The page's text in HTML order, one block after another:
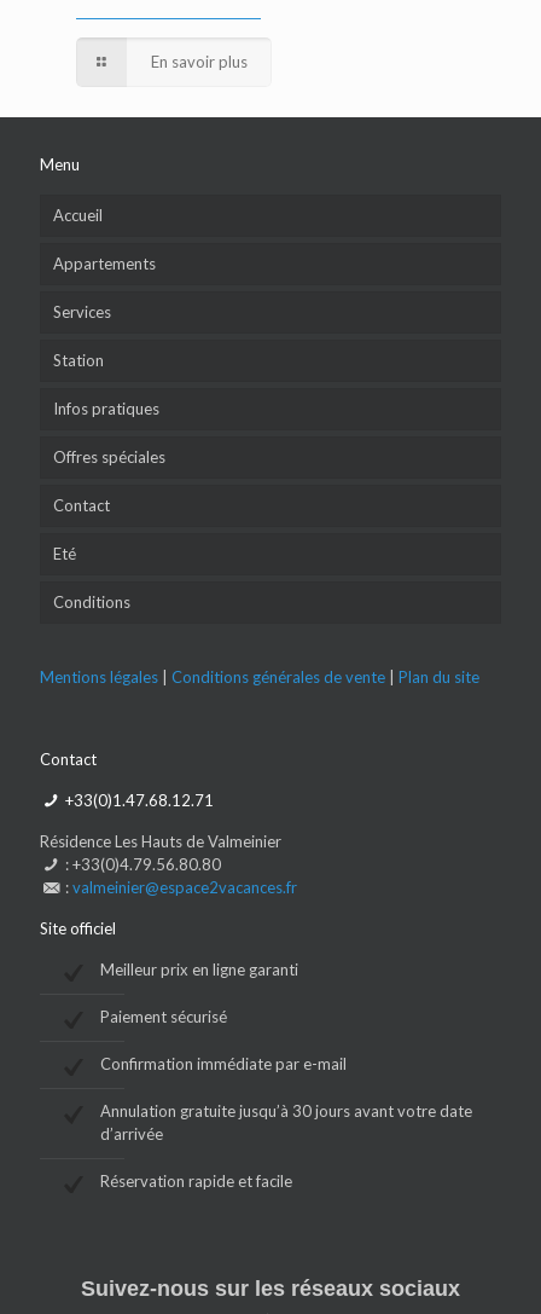
En savoir plus
Menu
Accueil
Appartements
Services
Station
Infos pratiques
Offres spéciales
Contact
Eté
Conditions
Mentions légales Conditions générales de vente Plan du site
Contact
+33(0)1.47.68.12.71
Résidence Les Hauts de Valmeinier
: +33(0)4.79.56.80.80
:valmeinier@espace2vacances.fr
Site officiel
Meilleur prix en ligne garanti
Paiement sécurisé
Confirmation immédiate par e-mail
Annulation gratuite jusqu’à 30 jours avant votre date
d’arrivée
Réservation rapide et facile
Suivez-nous sur les réseaux sociaux